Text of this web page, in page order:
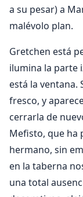
a su pesar) a
malévolo plan.
Gretchen está
ilumina la parte
está la ventana.
fresco, y
cerrarla de
Mefisto, que ha
hermano, sin
en la taberna
una total